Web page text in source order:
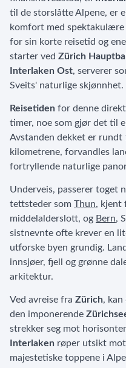
til de storslåtte Alpene, er
komfort med spektakulære
for sin korte reisetid og
starter ved Zürich
Interlaken Ost, serverer
Sveits' naturlige skjønnhet.
Reisetiden for denne
timer, noe som gjør det til
Avstanden dekket er rundt
kilometrene, forvandles
fortryllende naturlige
Underveis, passerer toget
tettsteder som Thun, kjent
middelalderslott, og Bern,
sistnevnte ofte krever en
utforske byen grundig.
innsjøer, fjell og grønne
arkitektur.
Ved avreise fra Zürich,
den imponerende
strekker seg mot
Interlaken røper utsikt mot
majestetiske toppene i